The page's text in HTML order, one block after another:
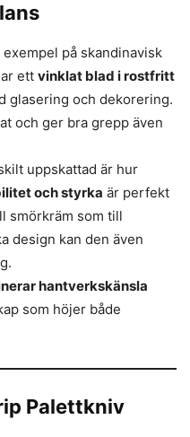
på skandinavisk
ett vinklat blad i rostfritt
glasering och dekorering.
och ger bra grepp även
uppskattad är hur
och styrka är perfekt
smörkräm som till
design kan den även
hantverkskänsla
som höjer både
Palettkniv